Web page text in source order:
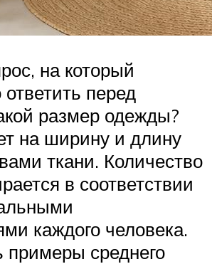
на который
перед
размер одежды?
на ширину и длину
ткани. Количество
в соответствии
каждого человека.
примеры среднего